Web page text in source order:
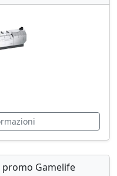
promo Gamelife